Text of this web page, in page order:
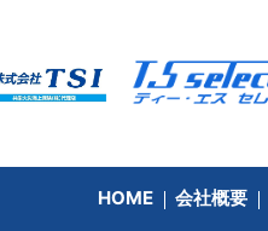
HOME 会社概要